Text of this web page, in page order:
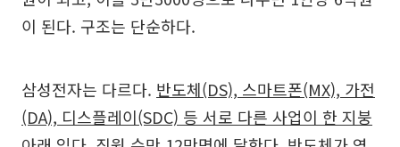
이 된다. 구조는 단순하다.
삼성전자는 다르다. 반도체(DS), 스마트폰(MX), 가전
(DA), 디스플레이(SDC) 등 서로 다른 사업이 한 지붕